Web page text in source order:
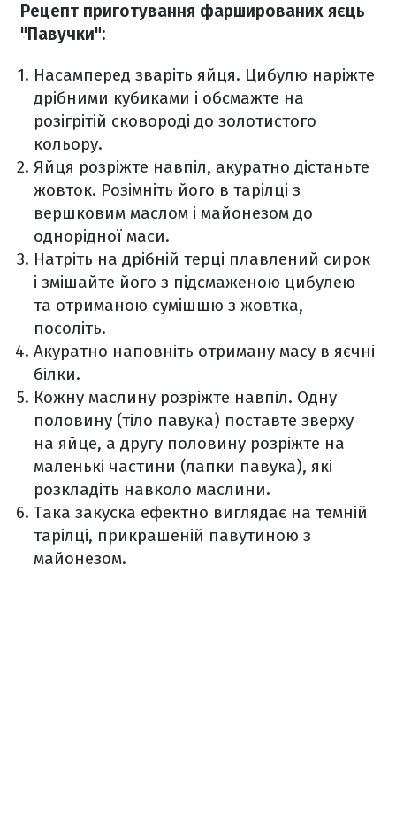
Рецепт приготування фаршированих яєць
"Павучки":
Насамперед зваріть яйця. Цибулю наріжте
дрібними кубиками і обсмажте на
розігрітій сковороді до золотистого
кольору.
Яйця розріжте навпіл, акуратно дістаньте
жовток. Розімніть його в тарілці з
вершковим маслом і майонезом до
однорідної маси.
Натріть на дрібній терці плавлений сирок
і змішайте його з підсмаженою цибулею
та отриманою сумішшю з жовтка,
посоліть.
Акуратно наповніть отриману масу в яєчні
білки.
Кожну маслину розріжте навпіл. Одну
половину (тіло павука) поставте зверху
на яйце, а другу половину розріжте на
маленькі частини (лапки павука), які
розкладіть навколо маслини.
Така закуска ефектно виглядає на темній
тарілці, прикрашеній павутиною з
майонезом.